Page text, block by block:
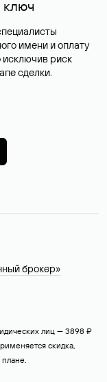
имени и оплату
исключив риск
сделки.
брокер»
лиц — 3898 ₽
скидка,